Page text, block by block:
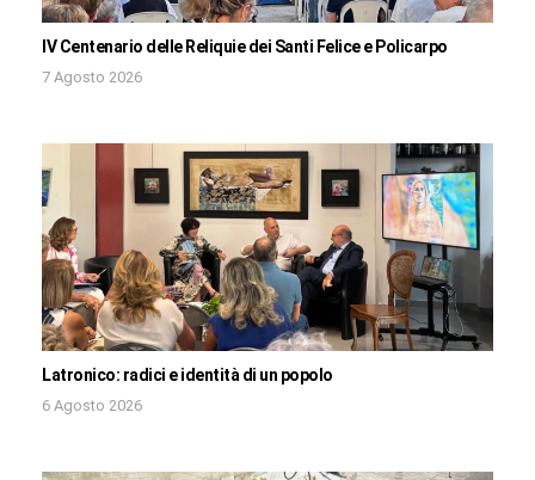
IV Centenario delle Reliquie dei Santi Felice e Policarpo
7 Agosto 2026
Latronico: radici e identità di un popolo
6 Agosto 2026